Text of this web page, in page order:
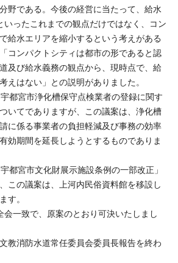
野である。今後の経営に当たって、給水
いったこれまでの観点だけではなく、コン
給水エリアを縮小するという考えがある
コンパクトシティは都市の形であると認
及び給水義務の観点から、現時点で、給
えはない」との説明がありました。
都宮市浄化槽保守点検業者の登録に関す
いてでありますが、この議案は、浄化槽
に係る事業者の負担軽減及び事務の効率
効期間を延長しようとするものでありま
都宮市文化財展示施設条例の一部改正」
この議案は、上河内民俗資料館を移設し
す。
一致で、原案のとおり可決いたしまし
教消防水道常任委員会委員長報告を終わ